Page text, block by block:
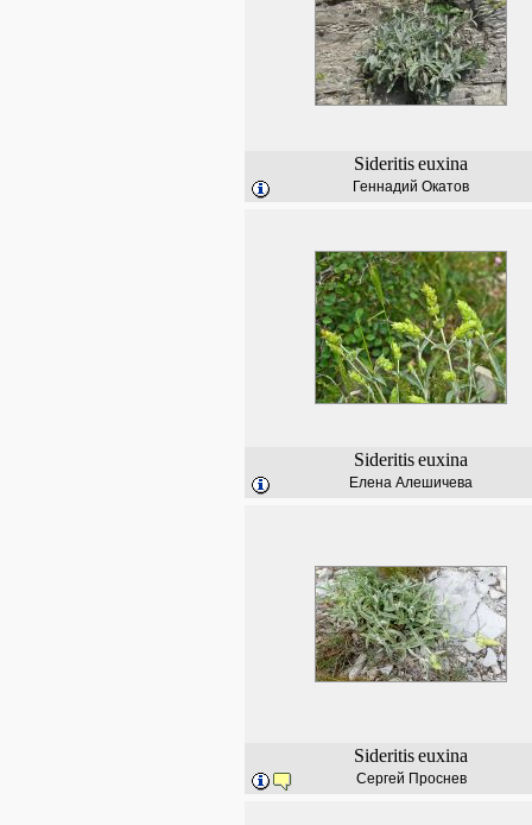
Sideritiseuxina
Геннадий Окатов
Sideritiseuxina
Елена Алешичева
Sideritiseuxina
Сергей Проснев